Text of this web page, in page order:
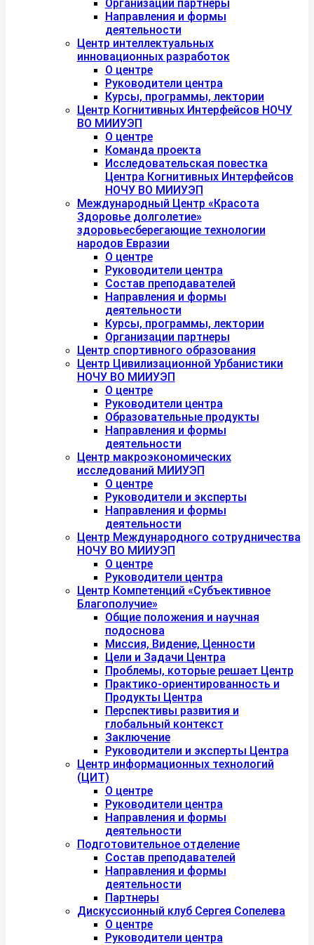
Организации партнеры
Направления и формы
деятельности
Центр интеллектуальных
инновационных разработок
О центре
Руководители центра
Курсы, программы, лектории
Центр Когнитивных Интерфейсов НОЧУ
ВО МИИУЭП
О центре
Команда проекта
Исследовательская повестка
Центра Когнитивных Интерфейсов
НОЧУ ВО МИИУЭП
Международный Центр «Красота
Здоровье долголетие»
здоровьесберегающие технологии
народов Евразии
О центре
Руководители центра
Состав преподавателей
Направления и формы
деятельности
Курсы, программы, лектории
Организации партнеры
Центр спортивного образования
Центр Цивилизационной Урбанистики
НОЧУ ВО МИИУЭП
О центре
Руководители центра
Образовательные продукты
Направления и формы
деятельности
Центр макроэкономических
исследований МИИУЭП
О центре
Руководители и эксперты
Направления и формы
деятельности
Центр Международного сотрудничества
НОЧУ ВО МИИУЭП
О центре
Руководители центра
Центр Компетенций «Субъективное
Благополучие»
Общие положения и научная
подоснова
Миссия, Видение, Ценности
Цели и Задачи Центра
Проблемы, которые решает Центр
Практико-ориентированность и
Продукты Центра
Перспективы развития и
глобальный контекст
Заключение
Руководители и эксперты Центра
Центр информационных технологий
(ЦИТ)
О центре
Руководители центра
Направления и формы
деятельности
Подготовительное отделение
Состав преподавателей
Направления и формы
деятельности
Партнеры
Дискуссионный клуб Сергея Сопелева
О центре
Руководители центра